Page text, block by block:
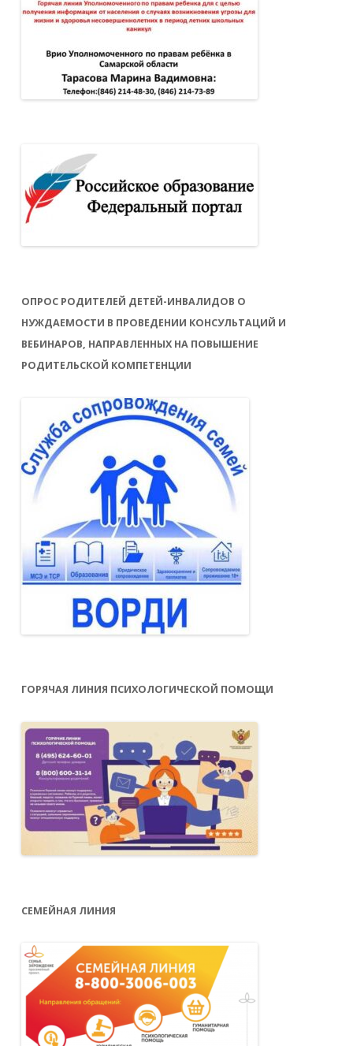
ОПРОС РОДИТЕЛЕЙ ДЕТЕЙ-ИНВАЛИДОВ О
НУЖДАЕМОСТИ В ПРОВЕДЕНИИ КОНСУЛЬТАЦИЙ И
ВЕБИНАРОВ, НАПРАВЛЕННЫХ НА ПОВЫШЕНИЕ
РОДИТЕЛЬСКОЙ КОМПЕТЕНЦИИ
ГОРЯЧАЯ ЛИНИЯ ПСИХОЛОГИЧЕСКОЙ ПОМОЩИ
СЕМЕЙНАЯ ЛИНИЯ